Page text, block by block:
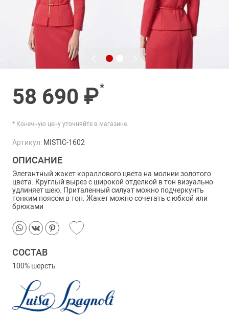
58 690 ₽*
* Конечную цену уточняйте в магазине.
Артикул: MISTIC-1602
ОПИСАНИЕ
Элегантный жакет кораллового цвета на молнии золотого
цвета. Круглый вырез с широкой отделкой в тон визуально
удлиняет шею. Приталенный силуэт можно подчеркунть
тонким поясом в тон. Жакет можно сочетать с юбкой или
брюками
СОСТАВ
100% шерсть